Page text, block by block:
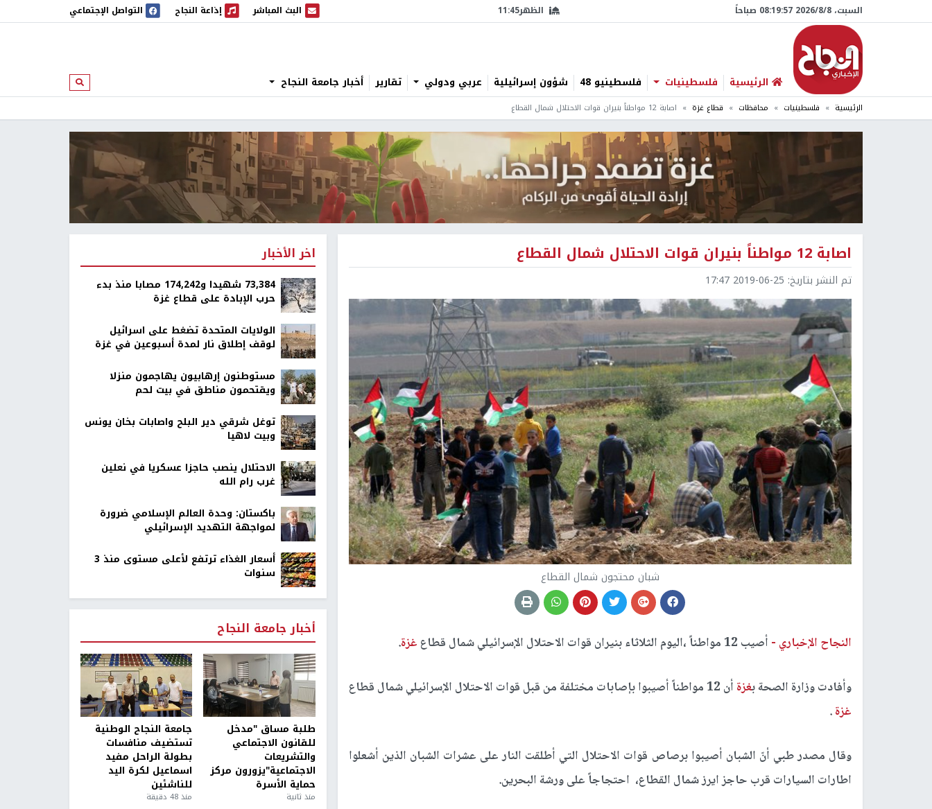
السبت، 8/‏8/‏2026 08:19:58 صباحاً الظهر11:45 البث المباشر
البث المباشر إذاعة النجاح
إذاعة النجاح التواصل الإجتماعي
الرئيسية فلسطينيات فلسطينيو 48 شؤون إسرائيلية عربي ودولي تقارير أخبار جامعة النجاح ابحث
الرئيسية فلسطينيات محافظات قطاع غزة اصابة 12 مواطناً بنيران قوات الاحتلال شمال القطاع
اصابة 12 مواطناً بنيران قوات الاحتلال شمال القطاع
تم النشر بتاريخ: 2019-06-25 17:47
شبان محتجون شمال القطاع
النجاح الإخباري - أصيب 12 مواطناً ،اليوم الثلاثاء بنيران قوات الاحتلال الإسرائيلي شمال قطاع غزة.
وأفادت وزارة الصحة بغزة أن 12 مواطناً أصيبوا بإصابات مختلفة من قبل قوات الاحتلال الإسرائيلي شمال قطاع
غزة.
وقال مصدر طبي أنّ الشبان أصيبوا برصاص قوات الاحتلال التي أطلقت النار على عشرات الشبان الذين أشعلوا
اطارات السيارات قرب حاجز ايرز شمال القطاع، احتجاجاً على ورشة البحرين.
اخر الأخبار
73,384 شهيدا و174,242 مصابا منذ بدء
حرب الإبادة على قطاع غزة
الولايات المتحدة تضغط على اسرائيل
لوقف إطلاق نار لمدة أسبوعين في غزة
مستوطنون إرهابيون يهاجمون منزلا
ويقتحمون مناطق في بيت لحم
توغل شرقي دير البلح واصابات بخان يونس
وبيت لاهيا
الاحتلال ينصب حاجزا عسكريا في نعلين
غرب رام الله
باكستان: وحدة العالم الإسلامي ضرورة
لمواجهة التهديد الإسرائيلي
أسعار الغذاء ترتفع لأعلى مستوى منذ 3
سنوات
أخبار جامعة النجاح
طلبة مساق "مدخل
للقانون الاجتماعي
والتشريعات
الاجتماعية"يزورون مركز
حماية الأسرة
منذ ثانية
جامعة النجاح الوطنية
تستضيف منافسات
بطولة الراحل مفيد
اسماعيل لكرة اليد
للناشئين
منذ 48 دقيقة